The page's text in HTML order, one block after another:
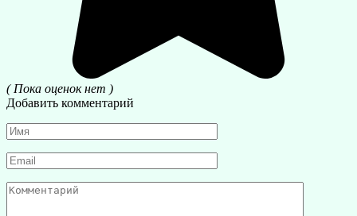
( Пока оценок нет )
Добавить комментарий
Имя
*
Email
*
Комментарий